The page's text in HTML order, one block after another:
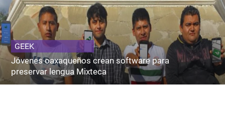
GEEK
Jóvenes oaxaqueños crean software para
preservar lengua Mixteca